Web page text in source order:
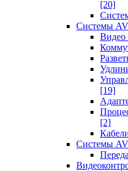
[20]
Системы
Видео
[19]
[2]
Системы